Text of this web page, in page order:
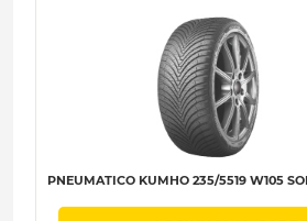
PNEUMATICO KUMHO 235/5519 W105